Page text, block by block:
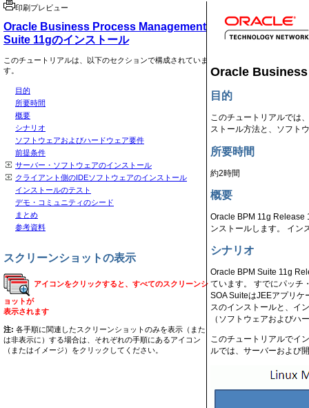
印刷プレビュー
Oracle Business Process Management
Suite 11gのインストール
このチュートリアルは、以下のセクションで構成されていま
す。
目的
所要時間
概要
シナリオ
ソフトウェアおよびハードウェア要件
前提条件
サーバー・ソフトウェアのインストール
クライアント側のIDEソフトウェアのインストール
インストールのテスト
デモ・コミュニティのシード
まとめ
参考資料
スクリーンショットの表示
アイコンをクリックすると、すべてのスクリーンシ
ョットが
表示されます
注: 各手順に関連したスクリーンショットのみを表示（また
は非表示に）する場合は、それぞれの手順にあるアイコン
（またはイメージ）をクリックしてください。
Oracle
目的
このチュートリアルでは
ストール方法と、ソフト
所要時間
約2時間
概要
Oracle BPM 11g Release
ンストールします。 イン
シナリオ
Oracle BPM Suite 11g
ています。 すでにパッチ
SOA SuiteはJEEアプリケ
スのインストールと、イ
（ソフトウェアおよびハ
このチュートリアルでイ
ルでは、サーバーおよび